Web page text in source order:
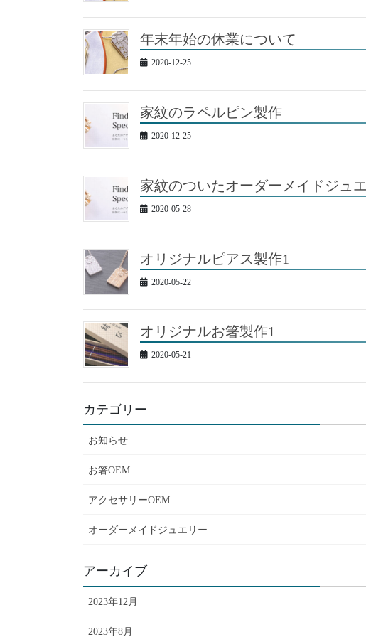
年末年始の休業について
2020-12-25
家紋のラペルピン製作
2020-12-25
家紋のついたオーダーメイドジュ
2020-05-28
オリジナルピアス製作1
2020-05-22
オリジナルお箸製作1
2020-05-21
カテゴリー
お知らせ
お箸OEM
アクセサリーOEM
オーダーメイドジュエリー
アーカイブ
2023年12月
2023年8月